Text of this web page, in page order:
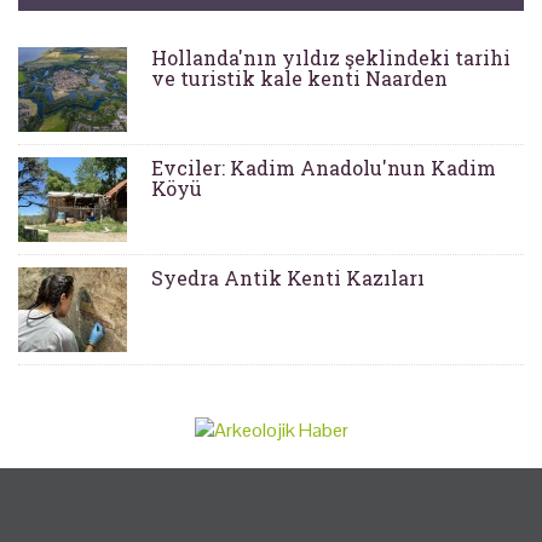
Hollanda'nın yıldız şeklindeki tarihi
ve turistik kale kenti Naarden
Evciler: Kadim Anadolu'nun Kadim
Köyü
Syedra Antik Kenti Kazıları